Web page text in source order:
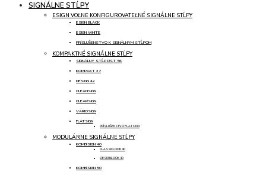
SIGNÁLNE STĹPY
ESIGN VOĽNE KONFIGUROVATEĽNÉ SIGNÁLNE STĹPY
ESIGN BLACK
ESIGN WHITE
PRÍSLUŠENSTVO K SIGNÁLNYM STĹPOM
KOMPAKTNÉ SIGNÁLNE STĹPY
SIGNÁLNY STĹP RST 56
KOMPAKT 37
DESIGN 42
CLEANSIGN
CLEARSIGN
VARIOSIGN
FLATSIGN
PRÍSLUŠENSTVO FLATSIGN
MODULÁRNE SIGNÁLNE STĹPY
KOMBISIGN 40
CLASSICLOOK 40
DESIGNLOOK 40
KOMBISIGN 50